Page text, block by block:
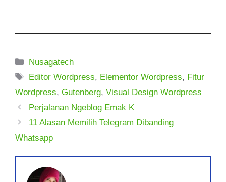
Kategori
Nusagatech
Tag
Editor Wordpress, Elementor Wordpress, Fitur
Wordpress, Gutenberg, Visual Design Wordpress
Perjalanan Ngeblog Emak K
11 Alasan Memilih Telegram Dibanding
Whatsapp